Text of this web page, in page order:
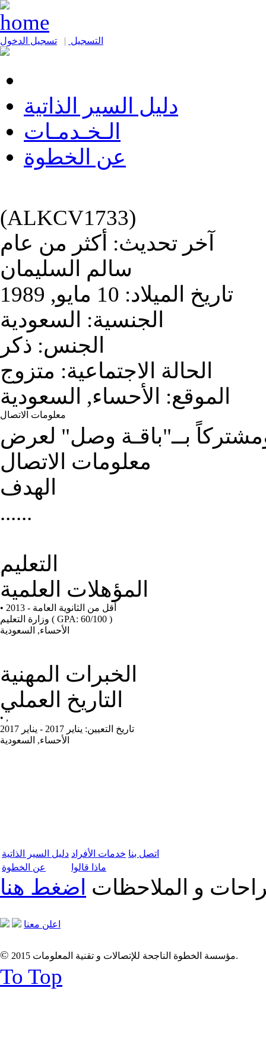
التسجيل | تسجيل الدخول
دليل السير الذاتية
الـخـدمـات
عن الخطوة
(ALKCV1733)
آخر تحديث: أكثر من عام
سالم السليمان
تاريخ الميلاد: 10 مايو, 1989
الجنسية:
السعودية
الجنس: ذكر
الحالة الاجتماعية: متزوج
الموقع:
الأحساء, السعودية
معلومات الاتصال
بــ"باقـة وصل" لعرض
معلومات الاتصال
الهدف
......
التعليم
المؤهلات العلمية
• 2013 - أقل من الثانوية العامة
( GPA: 60/100 )
الأحساء, السعودية
الخبرات المهنية
التاريخ العملي
• ,
تاريخ التعيين: يناير 2017 - يناير 2017
الأحساء, السعودية
دليل السير الذاتية خدمات الأفراد اتصل بنا
عن الخطوة
ماذا قالوا
و الملاحظات اضغط هنا
اعلن معنا
© 2015 مؤسسة الخطوة الناجحة للإتصالات و تقنية المعلومات.
To Top